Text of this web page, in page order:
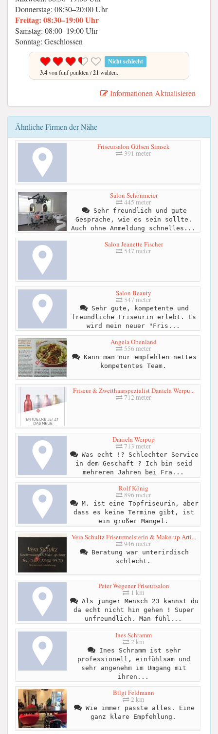
Donnerstag: 08:30–20:00 Uhr
Freitag: 08:30–19:00 Uhr
Samstag: 08:00–19:00 Uhr
Sonntag: Geschlossen
Nicht schlecht
3.4von fünf punkten /21 wählen.
Informationen Aktualisieren
Ähnliche Firmen der Nähe
Friseursalon Gülsen Simsek
391 meter
Salon Schönmeier
445 meter
Sehr freundlich und gute
Gespräche, wie es sein sollte.
Auch ohne Anmeldung schnelles...
Salon Jeanette Fischer
547 meter
Salon Beauty
547 meter
Sehr gute, kompetente und
freundliche Friseurin erlebt. Es
wird mein neuer "Fris...
Angela Obenland
556 meter
Kann man nur empfehlen nettes
kompetentes Team.
Friseur & Zweithaarspezialist Daniela Werpu...
712 meter
Daniela Werpup
713 meter
Was echt !? Schlechter Service
in dem Geschäft ? Ich bin seid
mehreren Jahren bei Fra...
Rolf König
896 meter
M. ist eine Topfriseurin, aber
dass es keine Termine gibt, ist
ein großer Mangel.
Vera Schultz Friseurmeisterin & Make-up Arti...
946 meter
Beratung war unterirdisch
schlecht.
Peter Wegener Friseursalon
1 km
Als junger Mensch 23 kannst du
da echt nicht hin gehen ! Super
unfreundlich. Man fühl...
Ines Schramm
2 km
Ines Schramm ist sehr
professionell, einfühlsam und
sehr angenehm im Umgang mit
ihren...
Bilgi Feldmann
2 km
Wie immer passte alles. Eine
ganz klare Empfehlung.